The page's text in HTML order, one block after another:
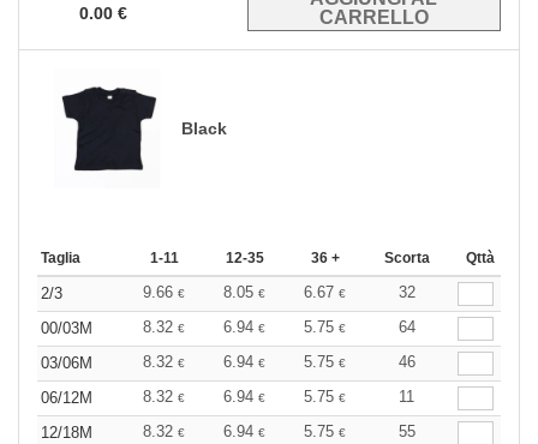
0.00 €
Black
Taglia 1-11 12-35 36 + Scorta Qttà
2/3 9.66 € 8.05 € 6.67 €
32
00/03M
8.32 € 6.94 € 5.75 €
64
03/06M
8.32 € 6.94 € 5.75 €
46
06/12M
8.32 € 6.94 € 5.75 €
11
12/18M
8.32 € 6.94 € 5.75 €
55